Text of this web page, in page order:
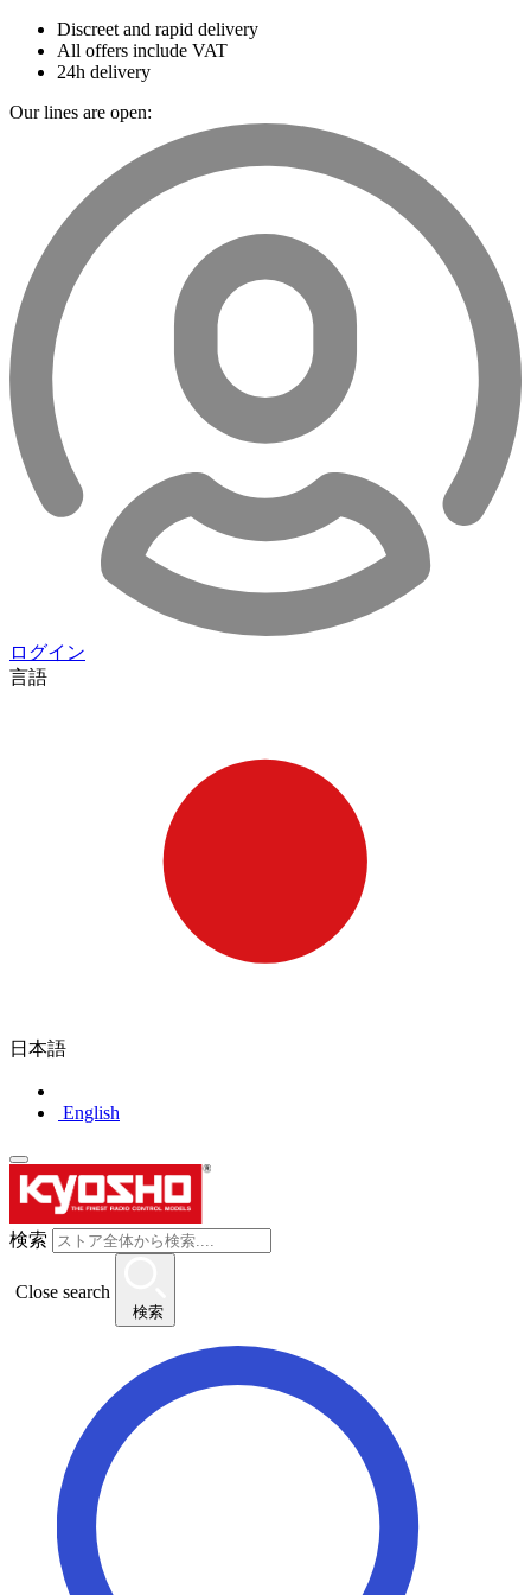
Discreet and rapid delivery
All offers include VAT
24h delivery
Our lines are open:
ログイン
言語
日本語
English
検索
Close search
検索